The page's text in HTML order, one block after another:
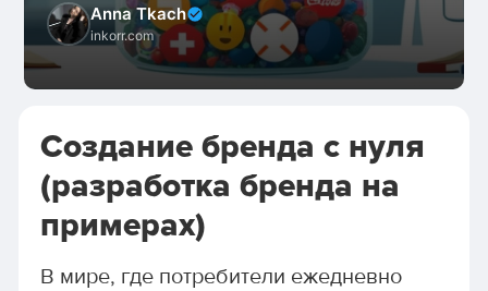
Anna Tkach
inkorr.com
Создание бренда с нуля
(разработка бренда на
примерах)
В мире, где потребители ежедневно